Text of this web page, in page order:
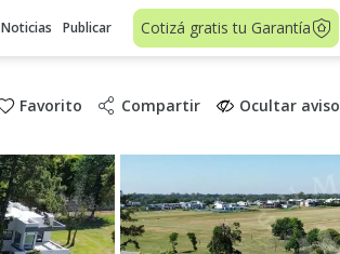
Noticias Publicar Cotizá gratis tu Garantía
Favorito Compartir Ocultar aviso